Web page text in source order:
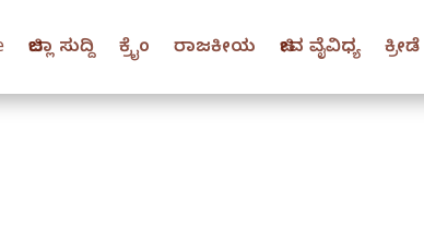
ಜಿಲ್ಲಾ ಸುದ್ದಿ ಕ್ರೈಂ ರಾಜಕೀಯ ಜೀವ ವೈವಿಧ್ಯ ಕ್ರೀಡೆ